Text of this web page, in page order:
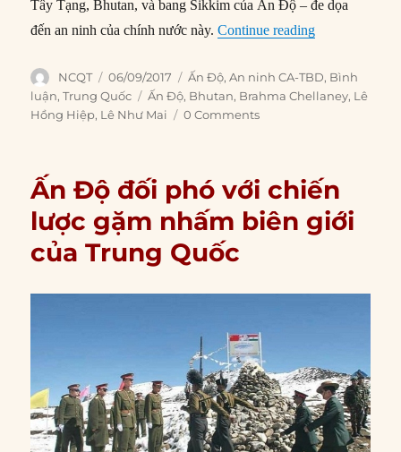
Tây Tạng, Bhutan, và bang Sikkim của Ấn Độ – đe dọa
đến an ninh của chính nước này.Continue reading“Lật tẩy trò hù
Author
NCQT
Posted
on
06/09/2017 Categories
Ấn Độ,An ninh CA-TBD, Bình
luận,Trung Quốc Tags
Ấn Độ, Bhutan, Brahma Chellaney, Lê
Hồng Hiệp, Lê Như Mai 0 Comments
Ấn Độ đối phó với chiến
lược gặm nhấm biên giới
của Trung Quốc